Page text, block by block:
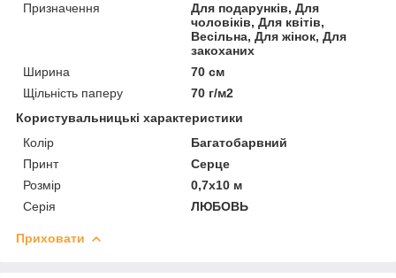
Призначення
Для подарунків, Для
чоловіків, Для квітів,
Весільна, Для жінок, Для
закоханих
Ширина
70 см
Щільність паперу
70 г/м2
Користувальницькі характеристики
Колір
Багатобарвний
Принт
Серце
Розмір
0,7х10 м
Серія
ЛЮБОВЬ
Приховати